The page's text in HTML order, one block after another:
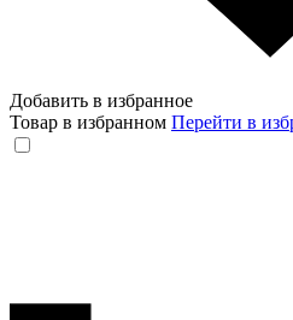
Добавить в избранное
Товар в избранном Перейти в